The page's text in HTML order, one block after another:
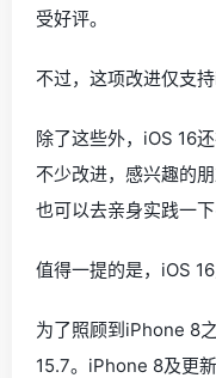
受好评。
不过，这项改进仅支
除了这些外，iOS 16
不少改进，感兴趣的
也可以去亲身实践一
值得一提的是，iOS
为了照顾到iPhone 8
15.7。iPhone 8及更